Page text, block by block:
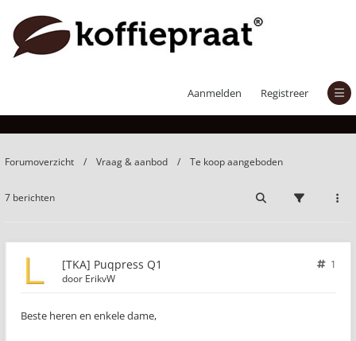
Aanmelden Registreer
Forumoverzicht Vraag & aanbod Te koop aangeboden
7 berichten
[TKA] Puqpress Q1
1
door ErikvW
Beste heren en enkele dame,